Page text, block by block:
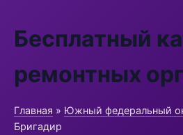
Бесплатный
ремонтных
Главная » Южный федеральный
Бригадир